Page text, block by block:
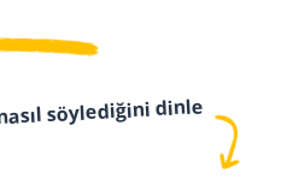
söylediğini dinle